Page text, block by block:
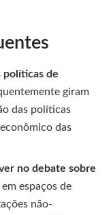
políticas de
giram
das políticas
das
no debate sobre
espaços de
não-